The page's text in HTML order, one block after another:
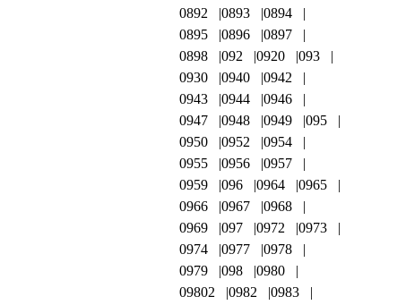
0892
0893
0894
0895
0896
0897
0898
092 0920
093
0930
0940
0942
0943
0944
0946
0947
0948 0949
095
0950
0952
0954
0955
0956
0957
0959
096 0964
0965
0966
0967
0968
0969
097 0972
0973
0974
0977
0978
0979
098
0980
09802
0982
0983